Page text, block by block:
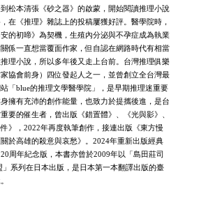
松本清張《砂之器》的啟蒙，開始閱讀推理小說
在《推理》雜誌上的投稿屢獲好評。醫學院時，
的初啼》為契機，生殖內分泌與不孕症成為執業
係一直想當覆面作家，但自認在網路時代有相當
理小說，所以多年後又走上台前。台灣推理俱樂
協會前身）四位發起人之一，並曾創立全台灣最
「blue的推理文學醫學院」，是早期推理迷重要
擁有充沛的創作能量，也致力於提攜後進，是台
要的催生者，曾出版《錯置體》、《光與影》、
件》，2022年再度執筆創作，接連出版《東方慢
於高雄的殺意與哀愁》。2024年重新出版經典
周年紀念版，本書亦曾於2009年以「島田莊司
」系列在日本出版，是日本第一本翻譯出版的臺